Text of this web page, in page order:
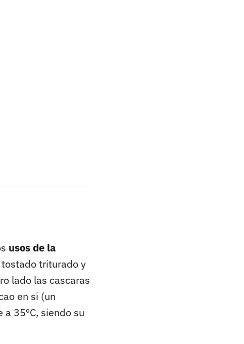
usos de la
tostado triturado y
lado las cascaras
en si (un
35ºC, siendo su